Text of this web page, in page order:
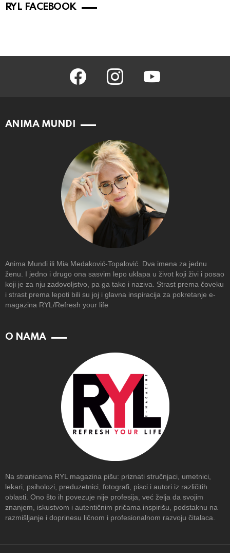
RYL FACEBOOK
facebook instagram youtube
ANIMA MUNDI
Anima Mundi ili Mia Medaković-Topalović. Dva imena za jednu
ženu. I jedno i drugo ona sasvim lepo uklapa u život koji živi i posao
koji je za nju zadovoljstvo, pa ga tako i naziva. Strast prema čoveku
i strast prema lepoti bili su joj i glavna inspiracija za pokretanje e-
magazina RYL/Refresh your life
O NAMA
Na stranicama RYL magazina pišu: priznati stručnjaci, umetnici,
lekari, psiholozi, preduzetnici, fotografi, pisci i autori iz različitih
oblasti. Ono što ih povezuje nije profesija, već želja da svojim
znanjem, iskustvom i autentičnim pričama inspirišu, podstaknu na
razmišljanje i doprinesu ličnom i profesionalnom razvoju čitalaca.